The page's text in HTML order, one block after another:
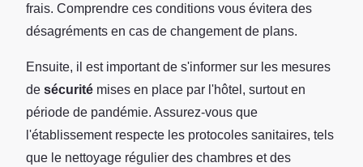
frais. Comprendre ces conditions vous évitera des
désagréments en cas de changement de plans.
Ensuite, il est important de s'informer sur les mesures
de sécurité mises en place par l'hôtel, surtout en
période de pandémie. Assurez-vous que
l'établissement respecte les protocoles sanitaires, tels
que le nettoyage régulier des chambres et des